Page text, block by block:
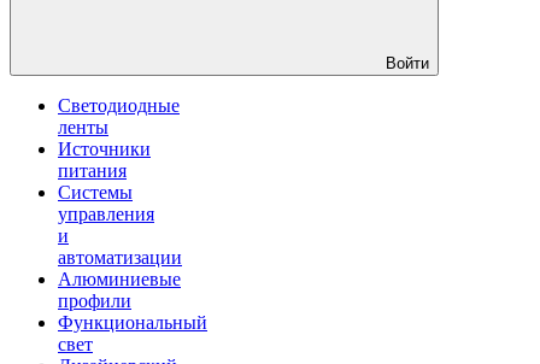
Войти
Светодиодные
ленты
Источники
питания
Системы
управления
и
автоматизации
Алюминиевые
профили
Функциональный
свет